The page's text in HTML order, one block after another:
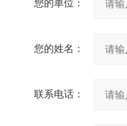
您的单位：
您的姓名：
联系电话：